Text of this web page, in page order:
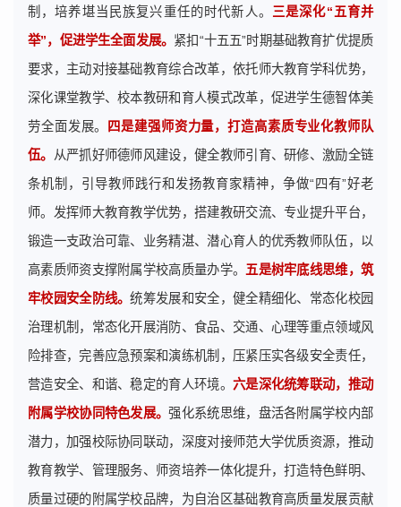
制，培养堪当民族复兴重任的时代新人。 三是深化“五育并
举”，促进学生全面发展。 紧扣“十五五”时期基础教育扩优提质
要求，主动对接基础教育综合改革，依托师大教育学科优势，
深化课堂教学、校本教研和育人模式改革，促进学生德智体美
劳全面发展。
四是建强师资力量，打造高素质专业化教师队
伍。 从严抓好师德师风建设，健全教师引育、研修、激励全链
条机制，引导教师践行和发扬教育家精神，争做“四有”好老
师。发挥师大教育教学优势，搭建教研交流、专业提升平台，
锻造一支政治可靠、业务精湛、潜心育人的优秀教师队伍，以
高素质师资支撑附属学校高质量办学。五是树牢底线思维，筑
牢校园安全防线。统筹发展和安全，健全精细化、常态化校园
治理机制，常态化开展消防、食品、交通、心理等重点领域风
险排查，完善应急预案和演练机制，压紧压实各级安全责任，
营造安全、和谐、稳定的育人环境。 六是深化统筹联动，推动
附属学校协同特色发展。强化系统思维，盘活各附属学校内部
潜力，加强校际协同联动，深度对接师范大学优质资源，推动
教育教学、管理服务、师资培养一体化提升，打造特色鲜明、
质量过硬的附属学校品牌，为自治区基础教育高质量发展贡献